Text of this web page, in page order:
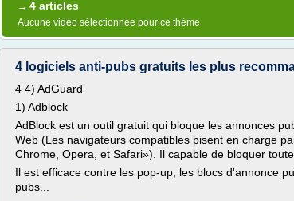
→ 4 articles
Aucune vidéo sélectionnée pour ce thème
4 logiciels anti-pubs gratuits les plus
4 4) AdGuard
1) Adblock
AdBlock est un outil gratuit qui bloque les annonces
Web (Les navigateurs compatibles pisent en charge
Chrome, Opera, et Safari»). Il capable de bloquer
Il est efficace contre les pop-up, les blocs d'annonce
pubs...